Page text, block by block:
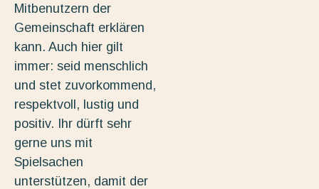
Mitbenutzern der
Gemeinschaft erklären
kann. Auch hier gilt
immer: seid menschlich
und stet zuvorkommend,
respektvoll, lustig und
positiv. Ihr dürft sehr
gerne uns mit
Spielsachen
unterstützen, damit der